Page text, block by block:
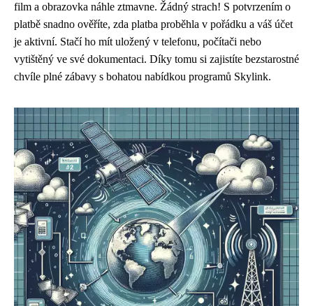
film a obrazovka náhle ztmavne. Žádný strach! S potvrzením o
platbě snadno ověříte, zda platba proběhla v pořádku a váš účet
je aktivní. Stačí ho mít uložený v telefonu, počítači nebo
vytištěný ve své dokumentaci. Díky tomu si zajistíte bezstarostné
chvíle plné zábavy s bohatou nabídkou programů Skylink.